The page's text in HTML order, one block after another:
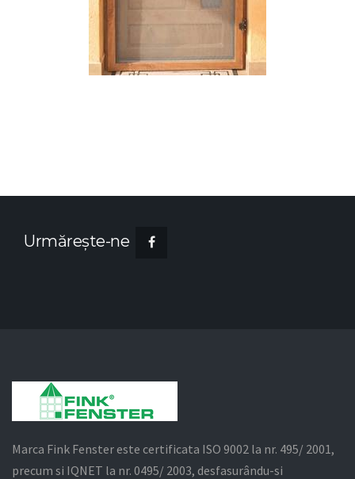
Urmăreşte-ne
Marca Fink Fenster este certificata ISO 9002 la nr. 495/ 2001,
precum si IQNET la nr. 0495/ 2003, desfasurându-si